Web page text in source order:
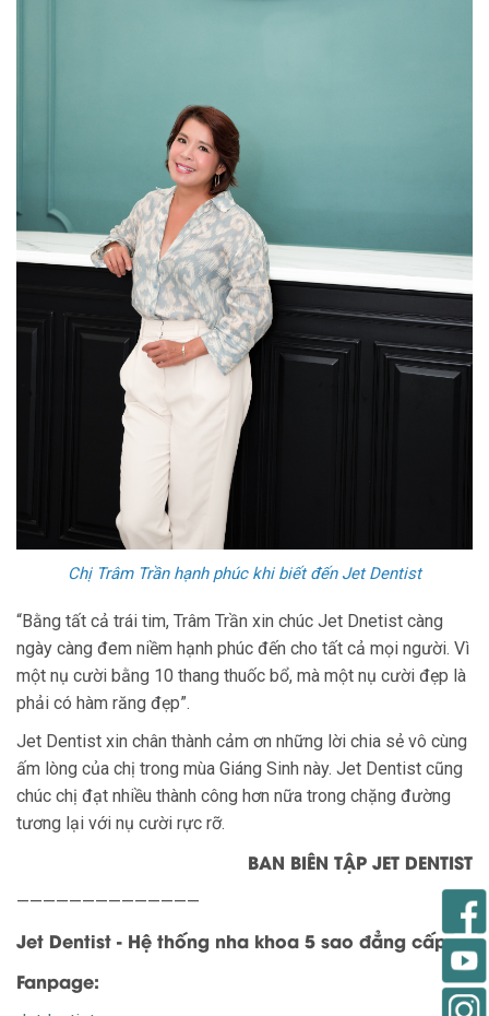
Chị Trâm Trần hạnh phúc khi biết đến Jet Dentist
“Bằng tất cả trái tim, Trâm Trần xin chúc Jet Dnetist càng
ngày càng đem niềm hạnh phúc đến cho tất cả mọi người. Vì
một nụ cười bằng 10 thang thuốc bổ, mà một nụ cười đẹp là
phải có hàm răng đẹp”.
Jet Dentist xin chân thành cảm ơn những lời chia sẻ vô cùng
ấm lòng của chị trong mùa Giáng Sinh này. Jet Dentist cũng
chúc chị đạt nhiều thành công hơn nữa trong chặng đường
tương lại với nụ cười rực rỡ.
BAN BIÊN TẬP JET DENTIST
——————————————
Jet Dentist - Hệ thống nha khoa 5 sao đẳng cấp
Fanpage: